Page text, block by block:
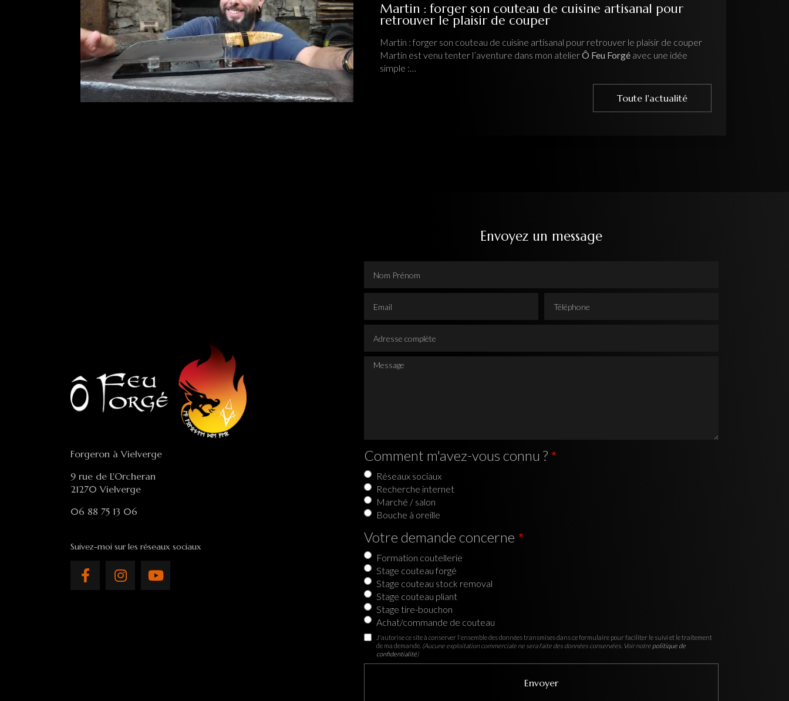
Martin : forger son couteau de cuisine artisanal pour
retrouver le plaisir de couper
Martin : forger son couteau de cuisine artisanal pour retrouver le plaisir de couper
Martin est venu tenter l’aventure dans mon atelierÔ Feu Forgé avec une idée
simple :…
Toute l'actualité
Forgeron à Vielverge
9 rue de L'Orcheran
21270 Vielverge
06 88 75 13 06
Suivez-moi sur les réseaux sociaux
Envoyez un message
Message
Comment m'avez-vous connu ?
Réseaux sociaux
Recherche internet
Marché / salon
Bouche à oreille
Votre demande concerne
Formation coutellerie
Stage couteau forgé
Stage couteau stock removal
Stage couteau pliant
Stage tire-bouchon
Achat/commande de couteau
J'autorise ce site à conserver l'ensemble des données transmises dans ce formulaire pour faciliter le suivi et le traitement
de ma demande. (Aucune exploitation commerciale ne sera faite des données conservées. Voir notre politique de
confidentialité)